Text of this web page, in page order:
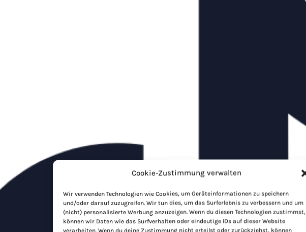
Cookie-Zustimmung verwalten
Wir verwenden Technologien wie Cookies, um Geräteinformationen zu speichern
und/oder darauf zuzugreifen. Wir tun dies, um das Surferlebnis zu verbessern und um
(nicht) personalisierte Werbung anzuzeigen. Wenn du diesen Technologien zustimmst,
können wir Daten wie das Surfverhalten oder eindeutige IDs auf dieser Website
verarbeiten. Wenn du deine Zustimmung nicht erteilst oder zurückziehst, können